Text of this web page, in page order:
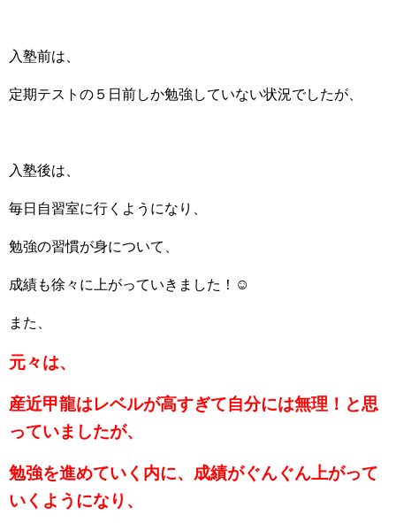
入塾前は、
定期テストの５日前しか勉強していない状況でしたが、
入塾後は、
毎日自習室に行くようになり、
勉強の習慣が身について、
成績も徐々に上がっていきました！☺
また、
元々は、
産近甲龍はレベルが高すぎて自分には無理！と思
っていましたが、
勉強を進めていく内に、成績がぐんぐん上がって
いくようになり、